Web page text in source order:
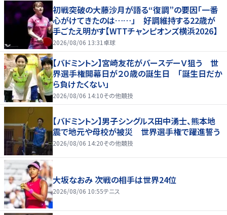
初戦突破の大藤沙月が語る“復調”の要因「一番
心がけてきたのは……」 好調維持する22歳が
手ごたえ明かす【WTTチャンピオンズ横浜2026】
2026/08/06 13:31 卓球
【バドミントン】宮崎友花がバースデーＶ狙う 世
界選手権開幕日が２０歳の誕生日 「誕生日だか
ら負けたくない」
2026/08/06 14:10その他競技
【バドミントン】男子シングルス田中湧士、熊本地
震で地元や母校が被災 世界選手権で躍進誓う
2026/08/06 14:20その他競技
大坂なおみ 次戦の相手は世界24位
2026/08/06 10:55テニス